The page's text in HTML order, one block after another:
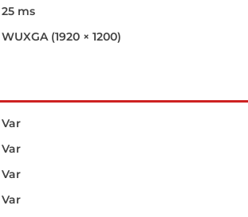
25 ms
WUXGA (1920 × 1200)
Var
Var
Var
Var